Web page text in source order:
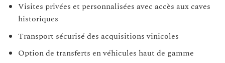
Visites privées et personnalisées avec accès aux caves
historiques
Transport sécurisé des acquisitions vinicoles
Option de transferts en véhicules haut de gamme